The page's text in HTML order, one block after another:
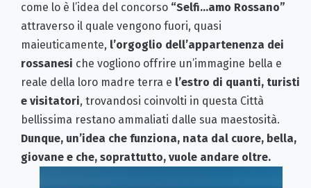
come lo è l’idea del concorso “Selfi…amo Rossano”
attraverso il quale vengono fuori, quasi
maieuticamente, l’orgoglio dell’appartenenza dei
rossanesi che vogliono offrire un’immagine bella e
reale della loro madre terra e l’estro di quanti, turisti
e visitatori, trovandosi coinvolti in questa Città
bellissima restano ammaliati dalle sua maestosità.
Dunque, un’idea che funziona, nata dal cuore, bella,
giovane e che, soprattutto, vuole andare oltre.